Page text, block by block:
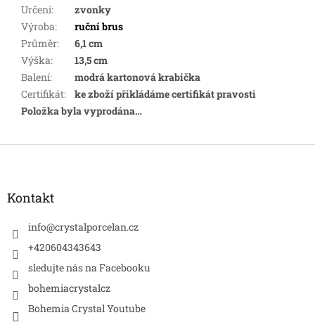
Určení:
zvonky
Výroba:
ruční brus
Průměr:
6,1 cm
Výška:
13,5 cm
Balení:
modrá kartonová krabička
Certifikát:
ke zboží přikládáme certifikát pravosti
Položka byla vyprodána…
Z
Kontakt
info@crystalporcelan.cz
+420604343643
sledujte nás na Facebooku
bohemiacrystalcz
Bohemia Crystal Youtube